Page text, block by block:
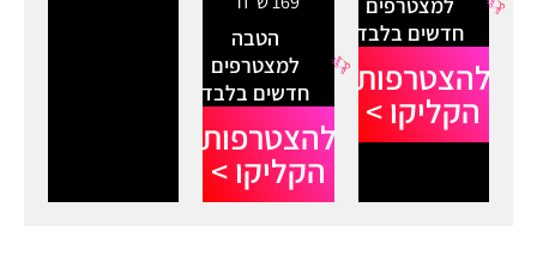
למצטרפים
חדשים בלבד
להצטרפות
הקליקו >
הטבה
למצטרפים
חדשים בלבד
להצטרפות
הקליקו >